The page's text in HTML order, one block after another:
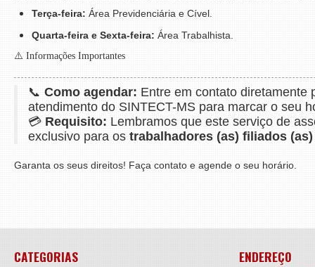
Terça-feira: Área Previdenciária e Cível.
Quarta-feira e Sexta-feira: Área Trabalhista.
⚠️ Informações Importantes
📞 Como agendar: Entre em contato diretamente
atendimento do SINTECT-MS para marcar o seu
💳 Requisito: Lembramos que este serviço de
exclusivo para os trabalhadores (as) filiados
Garanta os seus direitos! Faça contato e agende o seu horário.
CATEGORIAS ENDEREÇO